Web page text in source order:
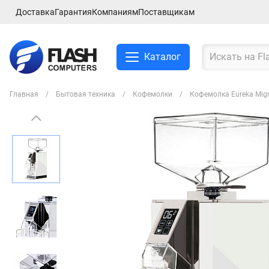
ДоставкаГарантияКомпаниямПоставщикам
Каталог
Главная Бытовая техника Кофемолки Кофемолка Eureka
Ноутбуки и аксессуры
Компьютеры и
комплектующие
Сетевое оборудование
ТВ, Аудио и Видео